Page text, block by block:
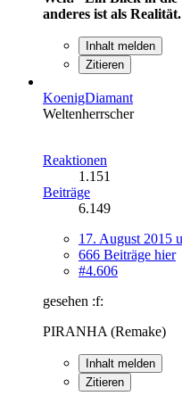
anderes ist als Realität.
Inhalt melden
Zitieren
KoenigDiamant
Weltenherrscher
Reaktionen
1.151
Beiträge
6.149
17. August 2015
666 Beiträge hier
#4.606
gesehen :f:
PIRANHA (Remake)
Inhalt melden
Zitieren